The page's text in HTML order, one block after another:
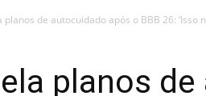
planos de autocuidado após o BBB 26: ‘Isso
planos